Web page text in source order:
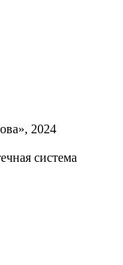
2024
система